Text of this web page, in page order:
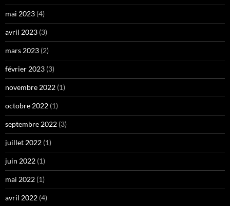
mai 2023 (4)
avril 2023 (3)
mars 2023 (2)
février 2023 (3)
novembre 2022 (1)
octobre 2022 (1)
septembre 2022 (3)
juillet 2022 (1)
juin 2022 (1)
mai 2022 (1)
avril 2022 (4)